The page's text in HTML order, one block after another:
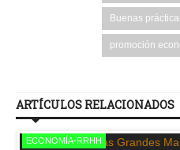
Buenas
promoción
ARTÍCULOS RELACIONADOS
ECONOMÍA-RRHH